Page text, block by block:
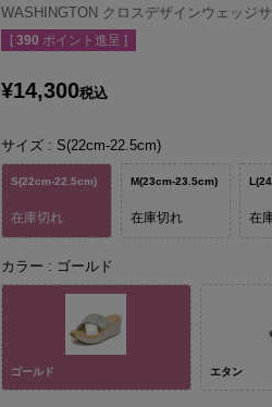
WASHINGTON クロスデザインウェッジ
[ 390 ポイント進呈 ]
¥14,300税込
サイズ S(22cm-22.5cm)
S(22cm-22.5cm)
在庫切れ
M(23cm-23.5cm)
在庫切れ 在
カラー ゴールド
ゴールド エタン